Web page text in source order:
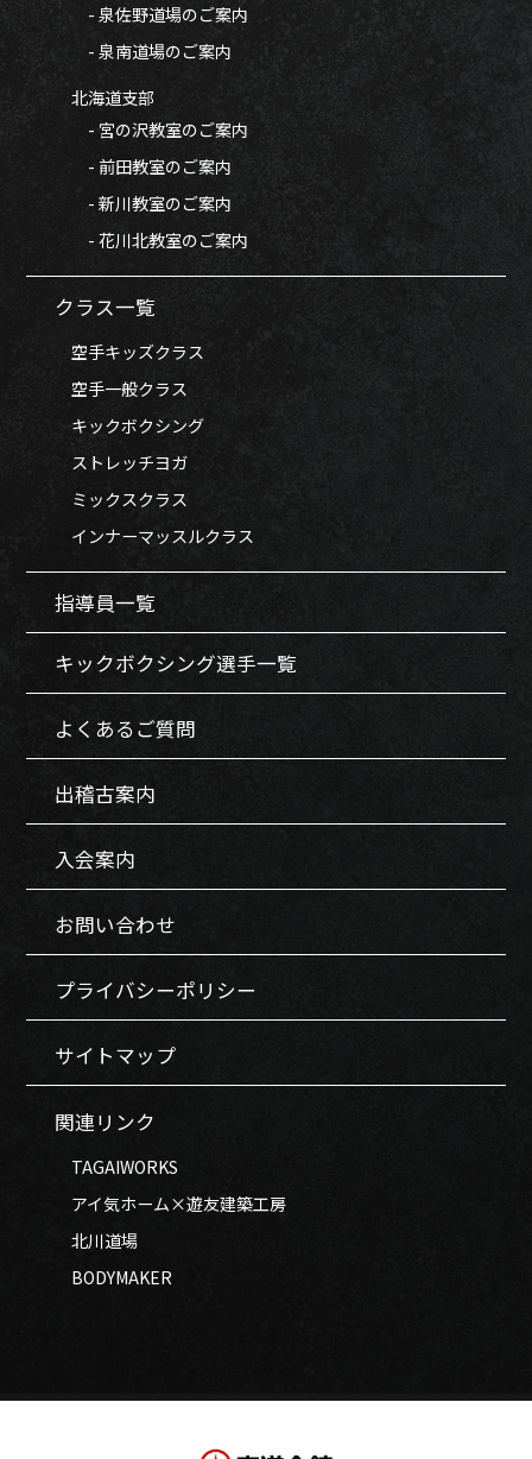
- 泉佐野道場のご案内
- 泉南道場のご案内
北海道支部
- 宮の沢教室のご案内
- 前田教室のご案内
- 新川教室のご案内
- 花川北教室のご案内
クラス一覧
空手キッズクラス
空手一般クラス
キックボクシング
ストレッチヨガ
ミックスクラス
インナーマッスルクラス
指導員一覧
キックボクシング選手一覧
よくあるご質問
出稽古案内
入会案内
お問い合わせ
プライバシーポリシー
サイトマップ
関連リンク
TAGAIWORKS
アイ気ホーム×遊友建築工房
北川道場
BODYMAKER